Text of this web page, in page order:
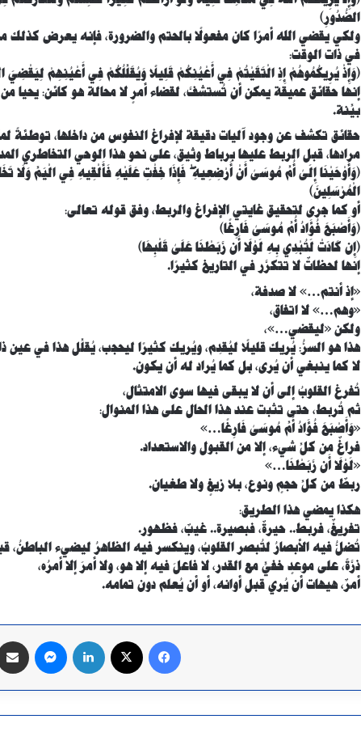
الصُّدُورِ﴾
ولكي يقضي الله أمرًا كان مفعولًا بالحتم والضرورة، فإنه يعرض كذلك
في ذات الوقت:
﴿وَإِذْ يُرِيكُمُوهُمْ إِذِ الْتَقَيْتُمْ فِي أَعْيُنِكُمْ قَلِيلًا وَيُقَلِّلُكُمْ فِي أَعْيُنِهِمْ لِيَقْضِيَ
إنها حقائق عميقة يمكن أن تُستشفَّ، لقضاء أمرٍ لا محالة هو كائن:
بيِّنة.
حقائق تكشف عن وجود آليات دقيقة لإفراغ النفوس من داخلها، توطئةً
مرادها، قبل الربط عليها برباط وثيق، على نحو هذا الوحي التخاطري
﴿وَأَوْحَيْنَا إِلَىٰ أُمِّ مُوسَىٰ أَنْ أَرْضِعِيهِ ۖ فَإِذَا خِفْتِ عَلَيْهِ فَأَلْقِيهِ فِي الْيَمِّ وَلَا
الْمُرْسَلِينَ﴾
أو كما جرى لتحقيق غايتي الإفراغ والربط، وفق قوله تعالى:
﴿وَأَصْبَحَ فُؤَادُ أُمِّ مُوسَىٰ فَارِغًا﴾
﴿إِن كَادَتْ لَتُبْدِي بِهِ لَوْلَا أَن رَّبَطْنَا عَلَىٰ قَلْبِهَا﴾
إنها لحظاتٌ لا تتكرَّر في التاريخ كثيرًا.
«إذ أنتم…» لا صدفة،
«وهم…» لا اتفاق،
ولكن «ليقضي…»،
هذا هو السرُّ: يُريك قليلًا ليُقدِم، ويُريك كثيرًا ليحجب، يُقلِّل هذا في
لا كما ينبغي أن يُرى، بل كما يُراد له أن يكون.
تُفرغ القلوبُ إلى أن لا يبقى فيها سوى الامتثال،
ثم تُربط، حتى تثبت عند هذا الحال على هذا المنوال:
«وَأَصْبَحَ فُؤَادُ أُمِّ مُوسَىٰ فَارِغًا…»
فراغٌ من كلِّ شيء، إلا من القبول والاستعداد.
«لَوْلَا أَن رَّبَطْنَا…»
ربطٌ من كلِّ حجمٍ ونوع، بلا زيغٍ ولا طغيان.
هكذا يمضي هذا الطريق:
تفريغٌ، فربط.. حيرةٌ، فبصيرة.. غيبٌ، فظهور.
تُضلُّ فيه الأبصارُ لتُبصر القلوبُ، وينكسر فيه الظاهرُ ليضيء الباطنُ،
ذرَّةً، على موعدٍ خفيٍّ مع القدر، لا فاعلَ فيه إلا هو، ولا أمرَ إلا أمرُه،
أمرٌ، هيهات أن يُري قبل أوانه، أو أن يُعلم دون تمامه.
فيسبوك لينكدإن ماسنجر